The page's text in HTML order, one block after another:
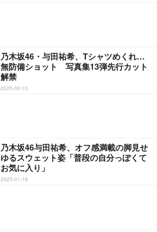
乃木坂46・与田祐希、Tシャツめくれ…
無防備ショット 写真集13弾先行カット
解禁
2025-02-10
乃木坂46与田祐希、オフ感満載の脚見せ
ゆるスウェット姿「普段の自分っぽくて
お気に入り」
2025-01-18